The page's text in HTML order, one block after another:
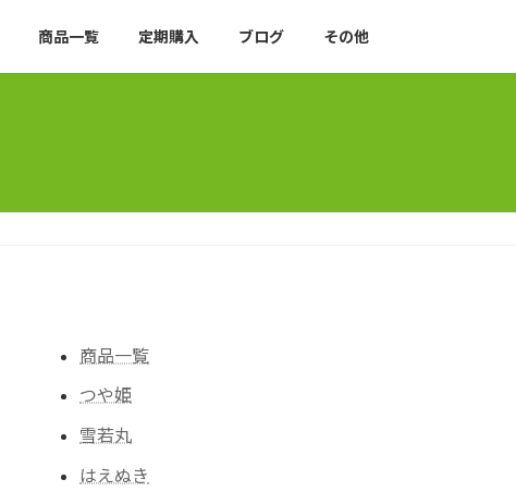
商品一覧 定期購入 ブログ その他
商品一覧
つや姫
雪若丸
はえぬき